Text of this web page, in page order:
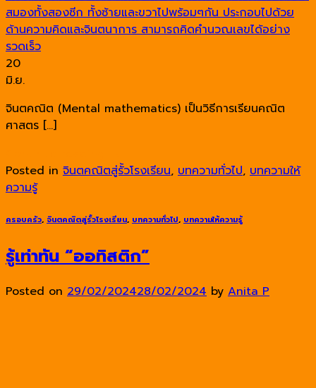
20
มิ.ย.
จินตคณิต (Mental mathematics) เป็นวิธีการเรียนคณิต
ศาสตร […]
Posted in จินตคณิตสู่รั้วโรงเรียน, บทความทั่วไป, บทความให้
ความรู้
ครอบครัว, จินตคณิตสู่รั้วโรงเรียน, บทความทั่วไป, บทความให้ความรู้
รู้เท่าทัน “ออทิสติก”
Posted on 29/02/202428/02/2024 by Anita P